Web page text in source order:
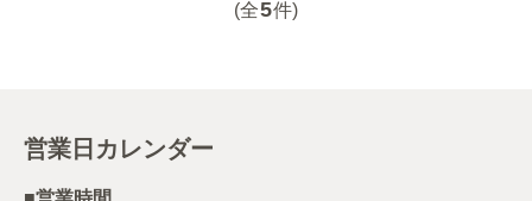
(全5件)
営業日カレンダー